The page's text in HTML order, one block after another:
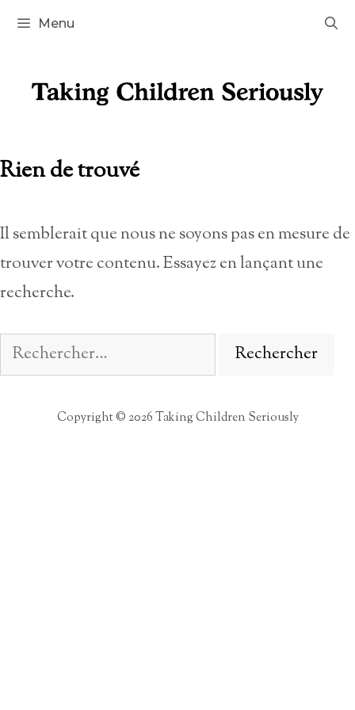
Aller
Menu
Rien de trouvé
Il semblerait que nous ne soyons pas en mesure de
trouver votre contenu. Essayez en lançant une
recherche.
Rechercher :
Copyright © 2026 Taking Children Seriously